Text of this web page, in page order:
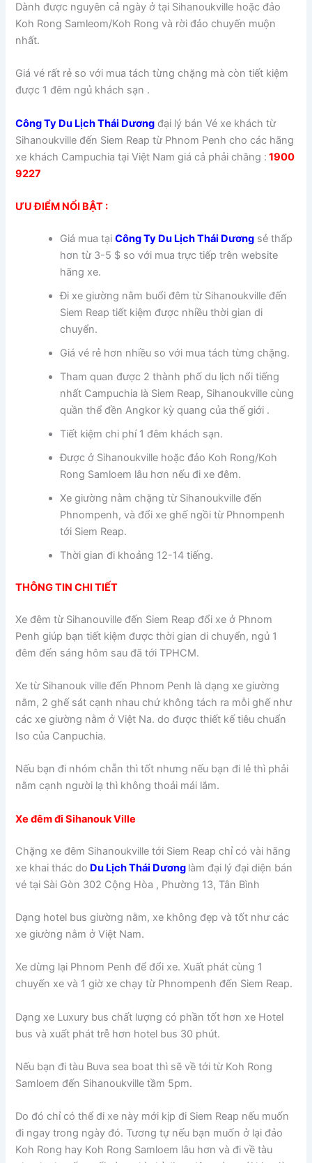
Dành được nguyên cả ngày ở tại Sihanoukville hoặc đảo
Koh Rong Samleom/Koh Rong và rời đảo chuyến muộn
nhất.
Giá vé rất rẻ so với mua tách từng chặng mà còn tiết kiệm
được 1 đêm ngủ khách sạn .
Công Ty Du Lịch Thái Dương đại lý bán Vé xe khách từ
Sihanoukville đến Siem Reap từ Phnom Penh cho các hãng
xe khách Campuchia tại Việt Nam giá cả phải chăng : 1900
9227
ƯU ĐIỂM NỔI BẬT :
Giá mua tạiCông Ty Du Lịch Thái Dương sẻ thấp
hơn từ 3-5 $ so với mua trực tiếp trên website
hãng xe.
Đi xe giường nằm buổi đêm từ Sihanoukville đến
Siem Reap tiết kiệm được nhiều thời gian di
chuyển.
Giá vé rẻ hơn nhiều so với mua tách từng chặng.
Tham quan được 2 thành phố du lịch nổi tiếng
nhất Campuchia là Siem Reap, Sihanoukville cùng
quần thể đền Angkor kỳ quang của thế giới .
Tiết kiệm chi phí 1 đêm khách sạn.
Được ở Sihanoukville hoặc đảo Koh Rong/Koh
Rong Samloem lâu hơn nếu đi xe đêm.
Xe giường nằm chặng từ Sihanoukville đến
Phnompenh, và đổi xe ghế ngồi từ Phnompenh
tới Siem Reap.
Thời gian đi khoảng 12-14 tiếng.
THÔNG TIN CHI TIẾT
Xe đêm từ Sihanouville đến Siem Reap đổi xe ở Phnom
Penh giúp bạn tiết kiệm được thời gian di chuyển, ngủ 1
đêm đến sáng hôm sau đã tới TPHCM.
Xe từ Sihanouk ville đến Phnom Penh là dạng xe giường
nằm, 2 ghế sát cạnh nhau chứ không tách ra mỗi ghế như
các xe giường nằm ở Việt Na. do được thiết kế tiêu chuẩn
Iso của Canpuchia.
Nếu bạn đi nhóm chẵn thì tốt nhưng nếu bạn đi lẻ thì phải
nằm cạnh người lạ thì không thoải mái lắm.
Xe đêm đi Sihanouk Ville
Chặng xe đêm Sihanoukville tới Siem Reap chỉ có vài hãng
xe khai thác do Du Lịch Thái Dương làm đại lý đại diện bán
vé tại Sài Gòn 302 Cộng Hòa , Phường 13, Tân Bình
Dạng hotel bus giường nằm, xe không đẹp và tốt như các
xe giường nằm ở Việt Nam.
Xe dừng lại Phnom Penh để đổi xe. Xuất phát cùng 1
chuyến xe và 1 giờ xe chạy từ Phnompenh đến Siem Reap.
Dạng xe Luxury bus chất lượng có phần tốt hơn xe Hotel
bus và xuất phát trễ hơn hotel bus 30 phút.
Nếu bạn đi tàu Buva sea boat thì sẽ về tới từ Koh Rong
Samloem đến Sihanoukville tầm 5pm.
Do đó chỉ có thể đi xe này mới kịp đi Siem Reap nếu muốn
đi ngay trong ngày đó. Tương tự nếu bạn muốn ở lại đảo
Koh Rong hay Koh Rong Samloem lâu hơn và đi về tàu